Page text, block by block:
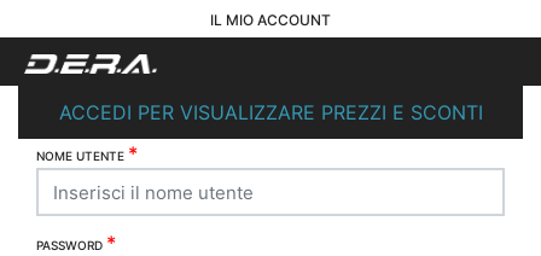
IL MIO ACCOUNT
ACCEDI PER VISUALIZZARE PREZZI E SCONTI
NOME UTENTE *
PASSWORD *